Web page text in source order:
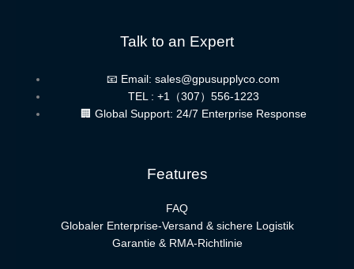
Talk to an Expert
📧 Email: sales@gpusupplyco.com
TEL : +1（307）556-1223
🏢 Global Support: 24/7 Enterprise Response
Features
FAQ
Globaler Enterprise-Versand & sichere Logistik
Garantie & RMA-Richtlinie